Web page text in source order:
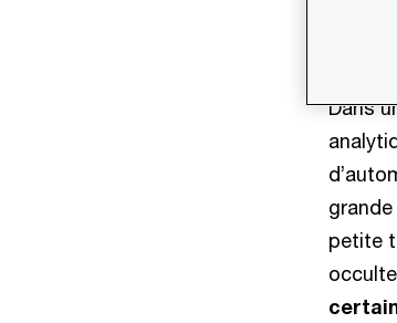
Dans
petite